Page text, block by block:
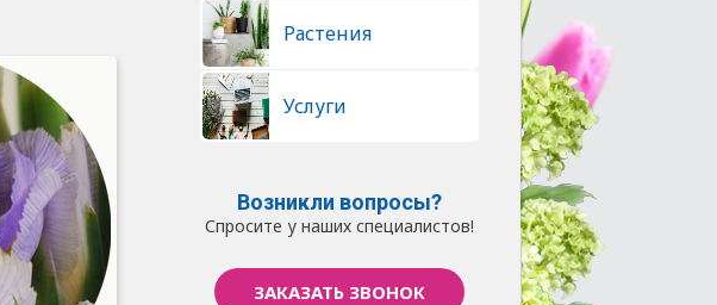
Растения
Услуги
Возникли вопросы?
Спросите у наших специалистов!
ЗАКАЗАТЬ ЗВОНОК